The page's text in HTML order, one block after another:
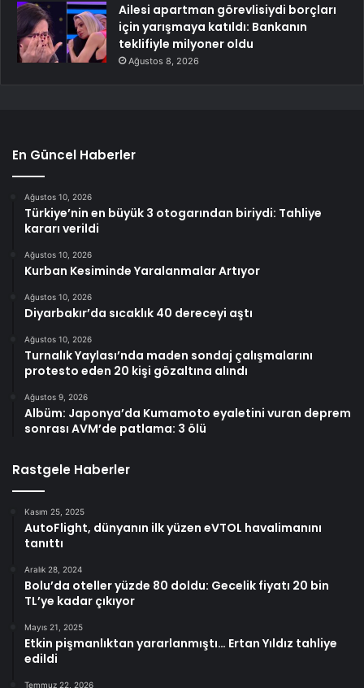
Ailesi apartman görevlisiydi borçları
için yarışmaya katıldı: Bankanın
teklifiyle milyoner oldu
Ağustos 8, 2026
En Güncel Haberler
Ağustos 10, 2026
Türkiye’nin en büyük 3 otogarından biriydi: Tahliye
kararı verildi
Ağustos 10, 2026
Kurban Kesiminde Yaralanmalar Artıyor
Ağustos 10, 2026
Diyarbakır’da sıcaklık 40 dereceyi aştı
Ağustos 10, 2026
Turnalık Yaylası’nda maden sondaj çalışmalarını
protesto eden 20 kişi gözaltına alındı
Ağustos 9, 2026
Albüm: Japonya’da Kumamoto eyaletini vuran deprem
sonrası AVM’de patlama: 3 ölü
Rastgele Haberler
Kasım 25, 2025
AutoFlight, dünyanın ilk yüzen eVTOL havalimanını
tanıttı
Aralık 28, 2024
Bolu’da oteller yüzde 80 doldu: Gecelik fiyatı 20 bin
TL’ye kadar çıkıyor
Mayıs 21, 2025
Etkin pişmanlıktan yararlanmıştı… Ertan Yıldız tahliye
edildi
Temmuz 22, 2026